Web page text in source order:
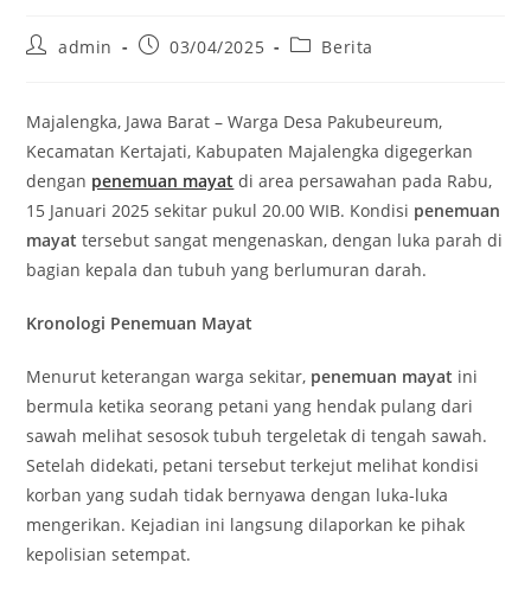
Postadmin
Post03/04/2025
PostBerita
Majalengka, Jawa Barat – Warga Desa Pakubeureum,
Kecamatan Kertajati, Kabupaten Majalengka digegerkan
dengan penemuan mayat di area persawahan pada Rabu,
15 Januari 2025 sekitar pukul 20.00 WIB. Kondisi penemuan
mayat tersebut sangat mengenaskan, dengan luka parah di
bagian kepala dan tubuh yang berlumuran darah.
Kronologi Penemuan Mayat
Menurut keterangan warga sekitar, penemuan mayat ini
bermula ketika seorang petani yang hendak pulang dari
sawah melihat sesosok tubuh tergeletak di tengah sawah.
Setelah didekati, petani tersebut terkejut melihat kondisi
korban yang sudah tidak bernyawa dengan luka-luka
mengerikan. Kejadian ini langsung dilaporkan ke pihak
kepolisian setempat.